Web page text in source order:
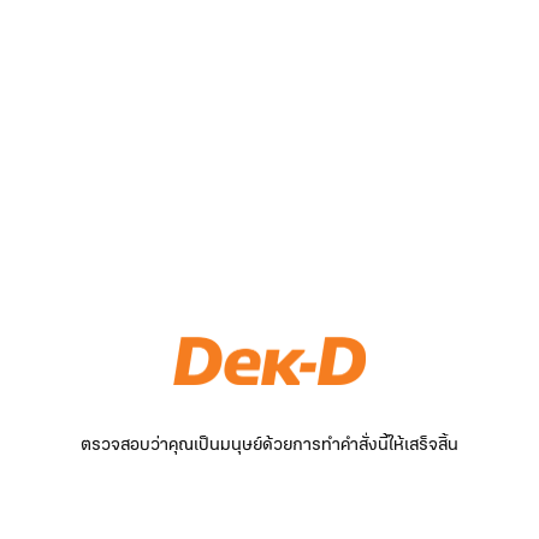
ตรวจสอบว่าคุณเป็นมนุษย์ด้วยการทำคำสั่งนี้ให้เสร็จสิ้น